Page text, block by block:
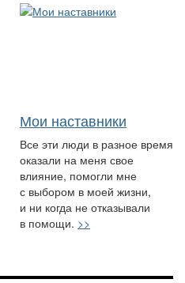
Мои наставники
Все эти люди в разное время
оказали на меня свое
влияние, помогли мне
с выбором в моей жизни,
и ни когда не отказывали
в помощи. >>